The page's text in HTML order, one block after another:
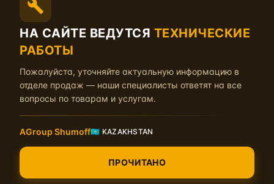
Высокоскоростная флеш карта с логотипом
, объемом 32
НА САЙТЕ ВЕДУТСЯ ТЕХНИЧЕСКИЕ
РАБОТЫ
Пожалуйста, уточняйте актуальную информацию в
отделе продаж — наши специалисты ответят на все
вопросы по товарам и услугам.
AGroup Shumoff🇰🇿 KAZAKHSTAN
ПРОЧИТАНО